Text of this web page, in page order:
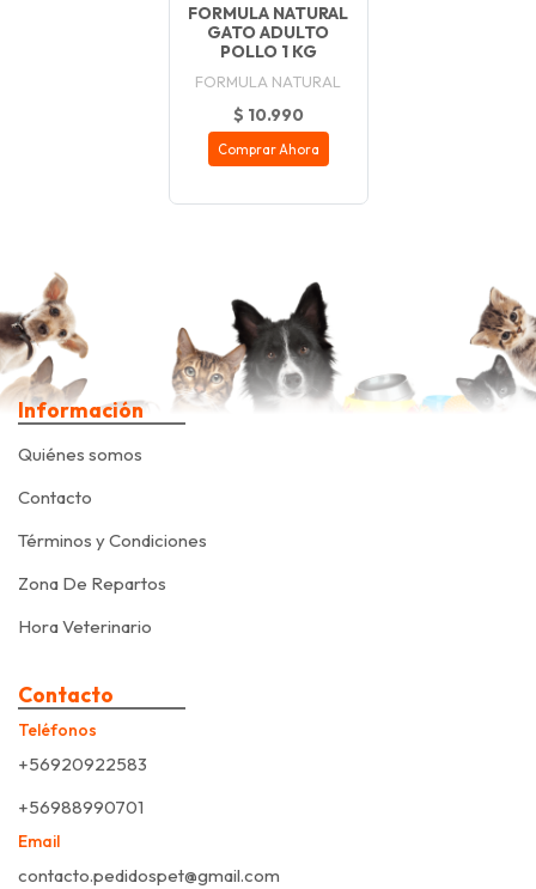
FORMULA NATURAL
GATO ADULTO
POLLO 1 KG
FORMULA NATURAL
$ 10.990
Comprar Ahora
Información
Quiénes somos
Contacto
Términos y Condiciones
Zona De Repartos
Hora Veterinario
Contacto
Teléfonos
+56920922583
+56988990701
Email
contacto.pedidospet@gmail.com